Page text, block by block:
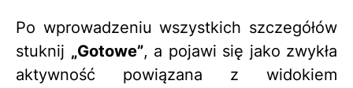
Po wprowadzeniu wszystkich szczegółów
stuknij „Gotowe”, a pojawi się jako zwykła
aktywność powiązana z widokiem